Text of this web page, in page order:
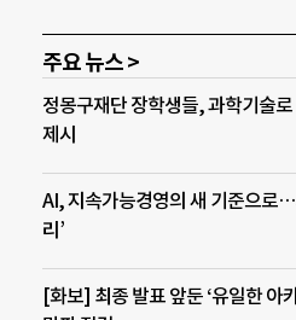
주요 뉴스 >
정몽구재단 장학생들, 과학기술로
제시
AI, 지속가능경영의 새 기준으로…
리’
[화보] 최종 발표 앞둔 ‘유일한 아